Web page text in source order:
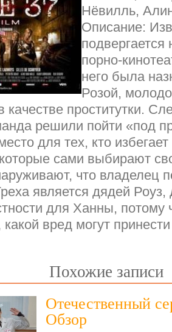
Нёвилль,
Описание:
порно-
него была
Розой,
проститутки.
решили пойти «под
для тех, кто
сами выбирают
что владелец
является дядей Роуз,
для Ханны, потому
какой вред могут
Похожие записи
Отечественный
Обзор